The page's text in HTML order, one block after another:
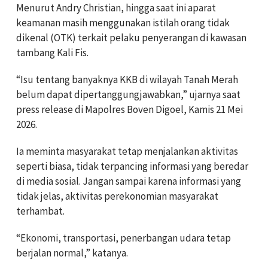
Menurut Andry Christian, hingga saat ini aparat
keamanan masih menggunakan istilah orang tidak
dikenal (OTK) terkait pelaku penyerangan di kawasan
tambang Kali Fis.
“Isu tentang banyaknya KKB di wilayah Tanah Merah
belum dapat dipertanggungjawabkan,” ujarnya saat
press release di Mapolres Boven Digoel, Kamis 21 Mei
2026.
Ia meminta masyarakat tetap menjalankan aktivitas
seperti biasa, tidak terpancing informasi yang beredar
di media sosial. Jangan sampai karena informasi yang
tidak jelas, aktivitas perekonomian masyarakat
terhambat.
“Ekonomi, transportasi, penerbangan udara tetap
berjalan normal,” katanya.